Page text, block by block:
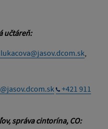
učtáreň:
,
+421 911
správa cintorína, CO: